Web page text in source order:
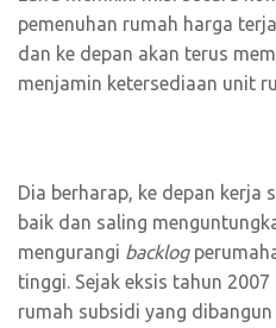
pemenuhan rumah harga
dan ke depan akan terus
menjamin ketersediaan unit
Dia berharap, ke depan kerja
baik dan saling
mengurangi backlog
tinggi. Sejak eksis tahun
rumah subsidi yang